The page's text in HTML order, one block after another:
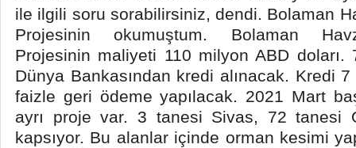
ile ilgili soru sorabilirsiniz, dendi. Bolaman
Projesinin okumuştum. Bolaman
Projesinin maliyeti 110 milyon ABD doları.
Dünya Bankasından kredi alınacak. Kredi
faizle geri ödeme yapılacak. 2021 Mart
ayrı proje var. 3 tanesi Sivas, 72 tanesi
kapsıyor. Bu alanlar içinde orman kesimi